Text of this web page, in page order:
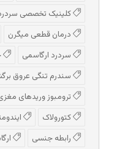
کلینیک تخصصی
درمان قطعی میگرن
سردرد ارگاسمی
سندرم تنگی عروق
ترومبوز وریدهای
کتورولاک
رابطه جنسی